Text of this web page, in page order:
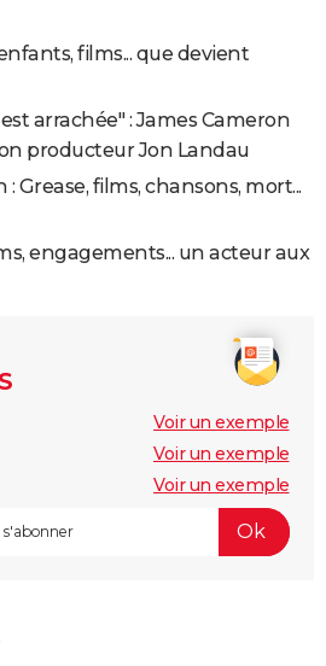
films... que devient
arrachée" : James Cameron
producteur Jon Landau
Grease, films, chansons, mort...
engagements... un acteur aux
Voir un exemple
Voir un exemple
Voir un exemple